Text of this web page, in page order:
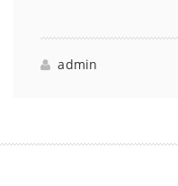
admin